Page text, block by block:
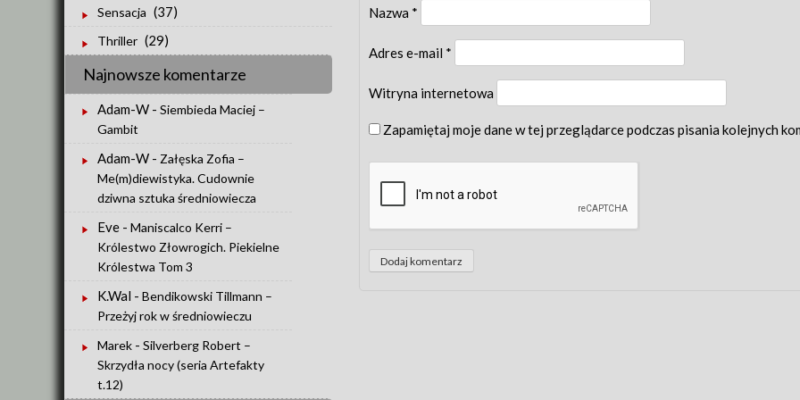
Nazwa *
Adres e-mail *
Witryna internetowa
Zapamiętaj moje dane w tej przeglądarce podczas pisania kolejnych
Sensacja (37)
Thriller (29)
Najnowsze komentarze
Adam-W - Siembieda Maciej –
Gambit
Adam-W - Załęska Zofia –
Me(m)diewistyka. Cudownie
dziwna sztuka średniowiecza
Eve - Maniscalco Kerri –
Królestwo Złowrogich. Piekielne
Królestwa Tom 3
K.Wal - Bendikowski Tillmann –
Przeżyj rok w średniowieczu
Marek - Silverberg Robert –
Skrzydła nocy (seria Artefakty
t.12)